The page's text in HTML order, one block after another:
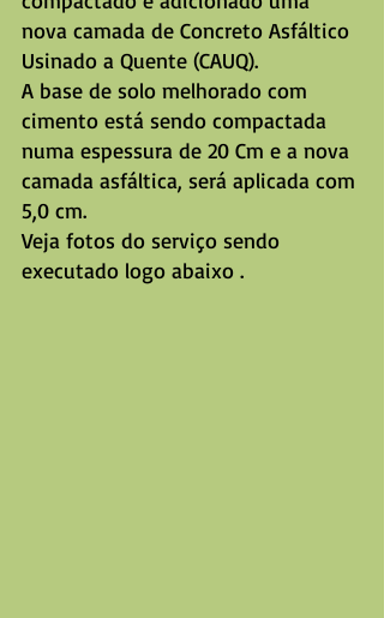
nova camada de Concreto Asfáltico
Usinado a Quente (CAUQ).
A base de solo melhorado com
cimento está sendo compactada
numa espessura de 20 Cm e a nova
camada asfáltica, será aplicada com
5,0 cm.
Veja fotos do serviço sendo
executado logo abaixo .